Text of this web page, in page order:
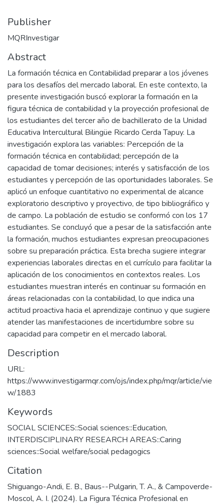
Publisher
MQRInvestigar
Abstract
La formación técnica en Contabilidad preparar a los jóvenes
para los desafíos del mercado laboral. En este contexto, la
presente investigación buscó explorar la formación en la
figura técnica de contabilidad y la proyección profesional de
los estudiantes del tercer año de bachillerato de la Unidad
Educativa Intercultural Bilingüe Ricardo Cerda Tapuy. La
investigación explora las variables: Percepción de la
formación técnica en contabilidad; percepción de la
capacidad de tomar decisiones; interés y satisfacción de los
estudiantes y percepción de las oportunidades laborales. Se
aplicó un enfoque cuantitativo no experimental de alcance
exploratorio descriptivo y proyectivo, de tipo bibliográfico y
de campo. La población de estudio se conformó con los 17
estudiantes. Se concluyó que a pesar de la satisfacción ante
la formación, muchos estudiantes expresan preocupaciones
sobre su preparación práctica. Esta brecha sugiere integrar
experiencias laborales directas en el currículo para facilitar la
aplicación de los conocimientos en contextos reales. Los
estudiantes muestran interés en continuar su formación en
áreas relacionadas con la contabilidad, lo que indica una
actitud proactiva hacia el aprendizaje continuo y que sugiere
atender las manifestaciones de incertidumbre sobre su
capacidad para competir en el mercado laboral.
Description
URL:
https://www.investigarmqr.com/ojs/index.php/mqr/article/vie
w/1883
Keywords
SOCIAL SCIENCES::Social sciences::Education,
INTERDISCIPLINARY RESEARCH AREAS::Caring
sciences::Social welfare/social pedagogics
Citation
Shiguango-Andi, E. B., Baus--Pulgarin, T. A., & Campoverde-
Moscol, A. I. (2024). La Figura Técnica Profesional en